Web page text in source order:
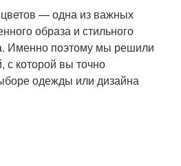
— одна из важных
образа и стильного
Именно поэтому мы решили
с которой вы точно
одежды или дизайна